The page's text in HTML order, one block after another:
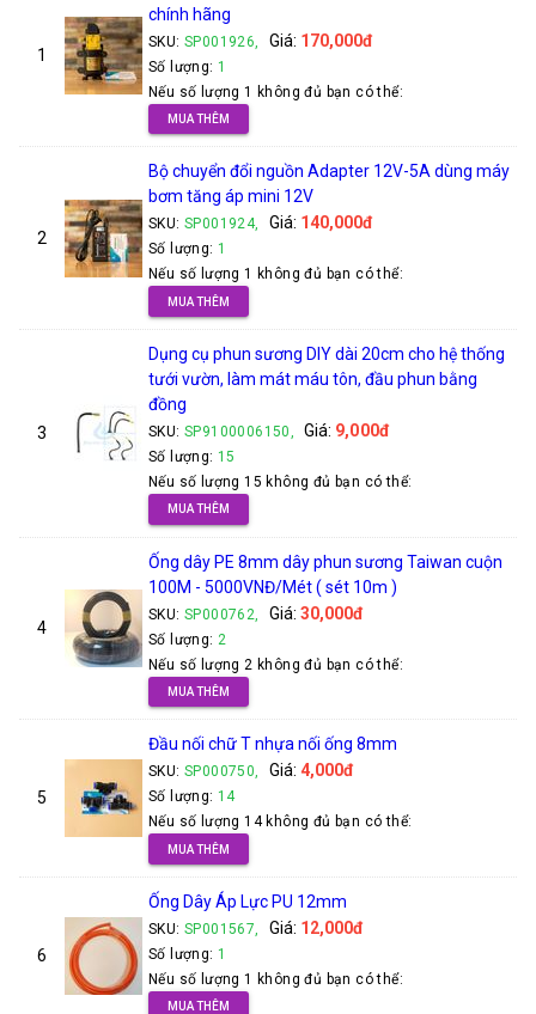
1
chính hãng
SKU: SP001926, Giá: 170,000đ
Số lượng: 1
Nếu số lượng 1 không đủ bạn có thể:
MUA THÊM
2
Bộ chuyển đổi nguồn Adapter 12V-5A dùng máy
bơm tăng áp mini 12V
SKU: SP001924, Giá: 140,000đ
Số lượng: 1
Nếu số lượng 1 không đủ bạn có thể:
MUA THÊM
3
Dụng cụ phun sương DIY dài 20cm cho hệ thống
tưới vườn, làm mát máu tôn, đầu phun bằng
đồng
SKU: SP9100006150, Giá: 9,000đ
Số lượng: 15
Nếu số lượng 15 không đủ bạn có thể:
MUA THÊM
4
Ống dây PE 8mm dây phun sương Taiwan cuộn
100M - 5000VNĐ/Mét ( sét 10m )
SKU: SP000762, Giá: 30,000đ
Số lượng: 2
Nếu số lượng 2 không đủ bạn có thể:
MUA THÊM
5
Đầu nối chữ T nhựa nối ống 8mm
SKU: SP000750, Giá: 4,000đ
Số lượng: 14
Nếu số lượng 14 không đủ bạn có thể:
MUA THÊM
6
Ống Dây Áp Lực PU 12mm
SKU: SP001567, Giá: 12,000đ
Số lượng: 1
Nếu số lượng 1 không đủ bạn có thể:
MUA THÊM